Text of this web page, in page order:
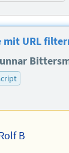
mit URL
B